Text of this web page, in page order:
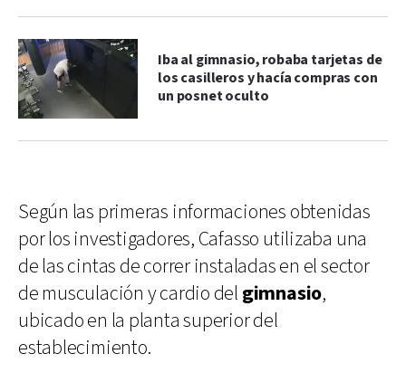
Iba al gimnasio, robaba tarjetas de
los casilleros y hacía compras con
un posnet oculto
Según las primeras informaciones obtenidas
por los investigadores, Cafasso utilizaba una
de las cintas de correr instaladas en el sector
de musculación y cardio del gimnasio,
ubicado en la planta superior del
establecimiento.